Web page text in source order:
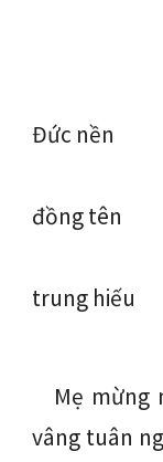
Đức nền
đồng tên
trung hiếu
Mẹ mừng
vâng tuân